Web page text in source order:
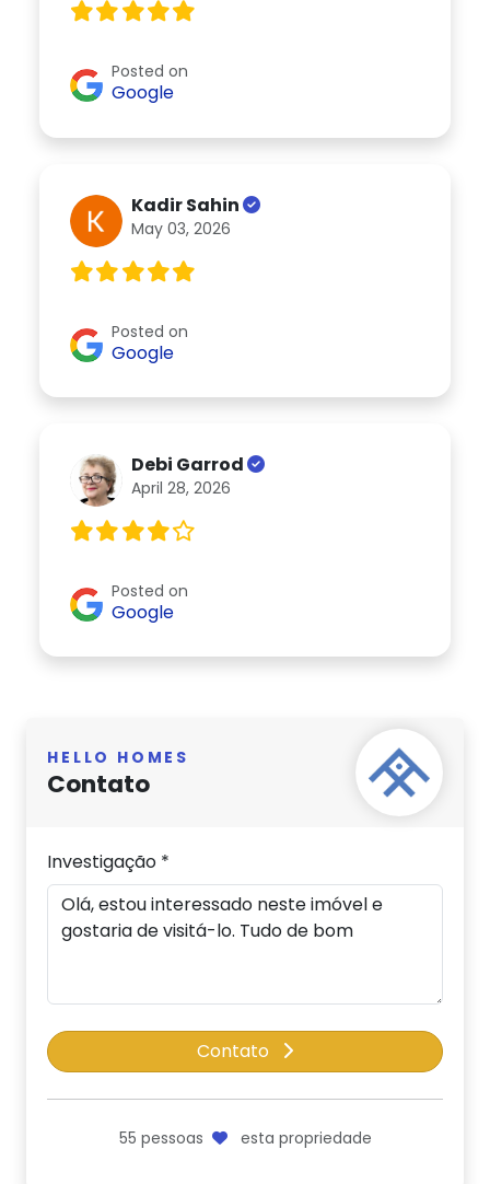
Posted on
Google
Kadir Sahin
May 03, 2026
Posted on
Google
Debi Garrod
April 28, 2026
Posted on
Google
HELLO HOMES
Contato
Investigação *
Contato
55 pessoas esta propriedade